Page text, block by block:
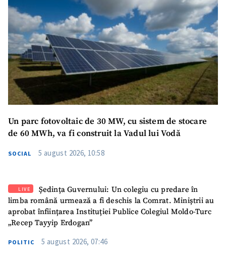
Un parc fotovoltaic de 30 MW, cu sistem de stocare
de 60 MWh, va fi construit la Vadul lui Vodă
SOCIAL 5 august 2026, 10:58
LIVE
Ședința Guvernului: Un colegiu cu predare în
limba română urmează a fi deschis la Comrat. Miniștrii au
aprobat înființarea Instituției Publice Colegiul Moldo-Turc
„Recep Tayyip Erdogan”
POLITIC 5 august 2026, 07:46